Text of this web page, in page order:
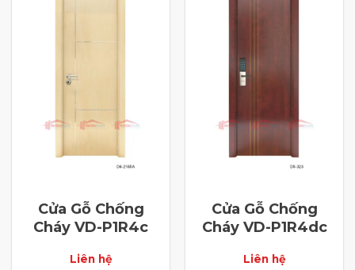
Cửa Gỗ Chống
Cháy VD-P1R4c
Liên hệ
Cửa Gỗ Chống
Cháy VD-P1R4dc
Liên hệ